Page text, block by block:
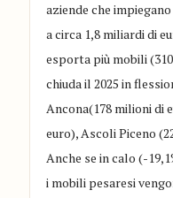
aziende che
a circa 1,8 miliardi di
esporta più mobili
chiuda il 2025 in
Ancona(178 milioni di
euro), Ascoli Piceno
Anche se in calo (-
i mobili pesaresi